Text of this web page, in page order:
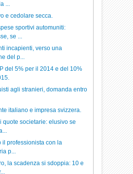
...
e cedolare secca.
sportivi automuniti:
se ...
incapienti, verso una
del p...
del 5% per il 2014 e del 10%
agli stranieri, domanda entro
italiano e impresa svizzera.
quote societarie: elusivo se
il professionista con la
p...
la scadenza si sdoppia: 10 e